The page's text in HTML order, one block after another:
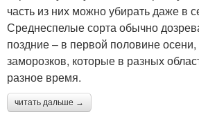
часть из них можно убирать даже в
Среднеспелые сорта обычно
поздние – в первой половине
заморозков, которые в разных
разное время.
читать дальше →